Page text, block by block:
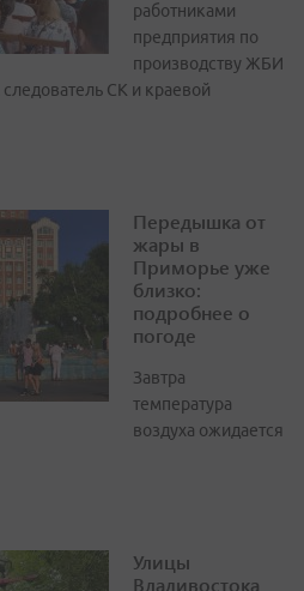
работниками
предприятия по
производству ЖБИ
СК и краевой
Передышка от
жары в
Приморье уже
близко:
подробнее о
погоде
Завтра
температура
воздуха ожидается
Улицы
Владивостока